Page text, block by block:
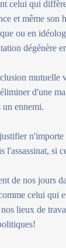
celui qui
et même son
ou en
dégénère
mutuelle
d'une
un ennemi.
n'importe
l'assassinat, si
de nos jours
celui qui
lieux de